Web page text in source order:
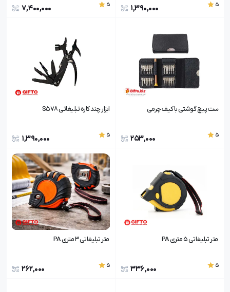
5
1,390,000
5
7,400,000
ست پیچ گوشتی با کیف چرمی
5
253,000
ابزار چند کاره تبلیغاتی S578
5
1,390,000
متر تبلیغاتی 5 متری PA
5
336,000
متر تبلیغاتی 3 متری PA
5
262,000